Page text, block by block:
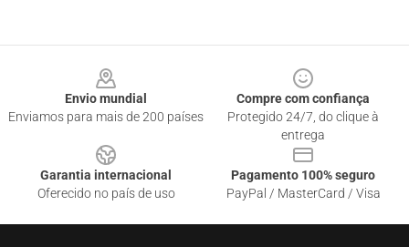
Envio mundial
Enviamos para mais de 200 países
Compre com confiança
Protegido 24/7, do clique à
entrega
Garantia internacional
Oferecido no país de uso
Pagamento 100% seguro
PayPal / MasterCard / Visa